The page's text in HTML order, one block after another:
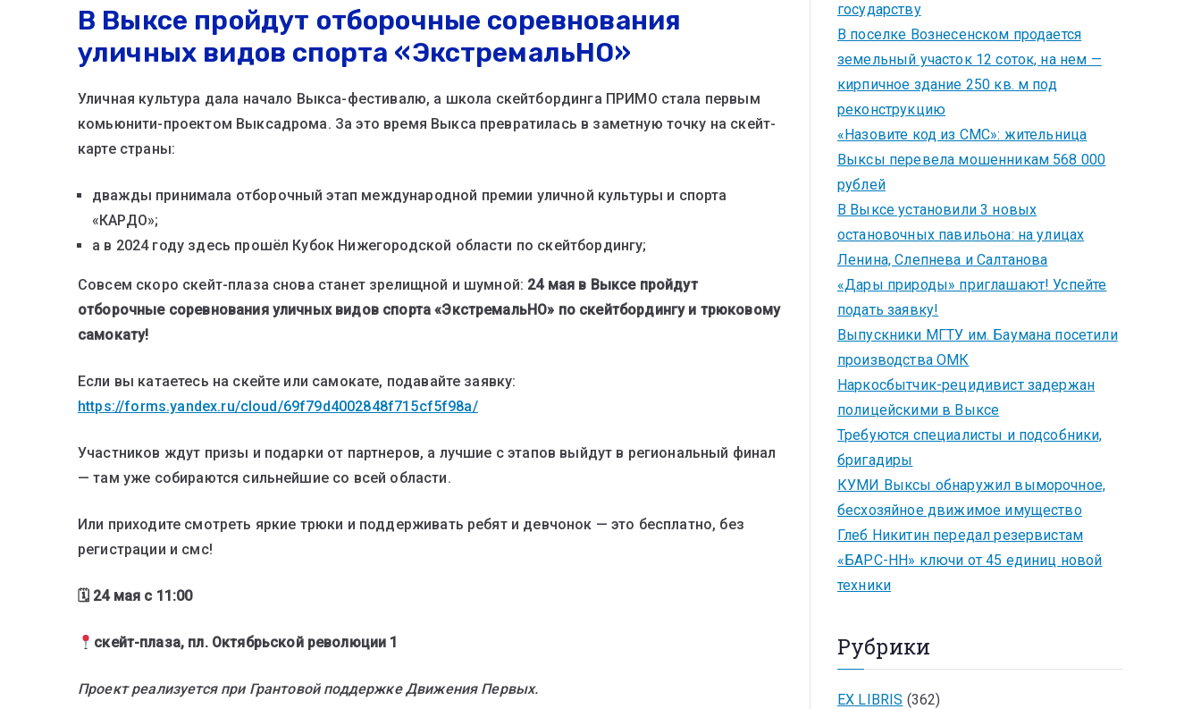
В Выксе пройдут отборочные соревнования
уличных видов спорта «ЭкстремальНО»
Уличная культура дала начало Выкса-фестивалю, а школа скейтбординга ПРИМО стала первым
комьюнити-проектом Выксадрома. За это время Выкса превратилась в заметную точку на скейт-
карте страны:
дважды принимала отборочный этап международной премии уличной культуры и спорта
«КАРДО»;
а в 2024 году здесь прошёл Кубок Нижегородской области по скейтбордингу;
Совсем скоро скейт-плаза снова станет зрелищной и шумной: 24 мая в Выксе пройдут
отборочные соревнования уличных видов спорта «ЭкстремальНО» по скейтбордингу и трюковому
самокату!
Если вы катаетесь на скейте или самокате, подавайте заявку:
https://forms.yandex.ru/cloud/69f79d4002848f715cf5f98a/
Участников ждут призы и подарки от партнеров, а лучшие с этапов выйдут в региональный финал
— там уже собираются сильнейшие со всей области.
Или приходите смотреть яркие трюки и поддерживать ребят и девчонок — это бесплатно, без
регистрации и смс!
🗓 24 мая с 11:00
скейт-плаза, пл. Октябрьской революции 1
Проект реализуется при Грантовой поддержке Движения Первых.
государству
В поселке Вознесенском продается
земельный участок 12 соток, на нем —
кирпичное здание 250 кв. м под
реконструкцию
«Назовите код из СМС»: жительница
Выксы перевела мошенникам 568 000
рублей
В Выксе установили 3 новых
остановочных павильона: на улицах
Ленина, Слепнева и Салтанова
«Дары природы» приглашают! Успейте
подать заявку!
Выпускники МГТУ им. Баумана посетили
производства ОМК
Наркосбытчик-рецидивист задержан
полицейскими в Выксе
Требуются специалисты и подсобники,
бригадиры
КУМИ Выксы обнаружил выморочное,
бесхозяйное движимое имущество
Глеб Никитин передал резервистам
«БАРС-НН» ключи от 45 единиц новой
техники
Рубрики
EX LIBRIS (362)